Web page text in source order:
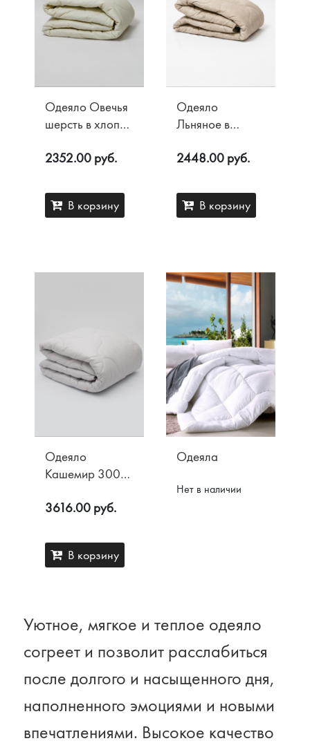
Одеяло Овечья
шерсть в хлопке
2352.00 руб.
В корзину
Одеяло
Льняное в
2448.00 руб.
В корзину
Одеяло
Кашемир 300
3616.00 руб.
В корзину
Одеяла
Нет в наличии
Уютное, мягкое и теплое одеяло
согреет и позволит расслабиться
после долгого и насыщенного дня,
наполненного эмоциями и новыми
впечатлениями. Высокое качество